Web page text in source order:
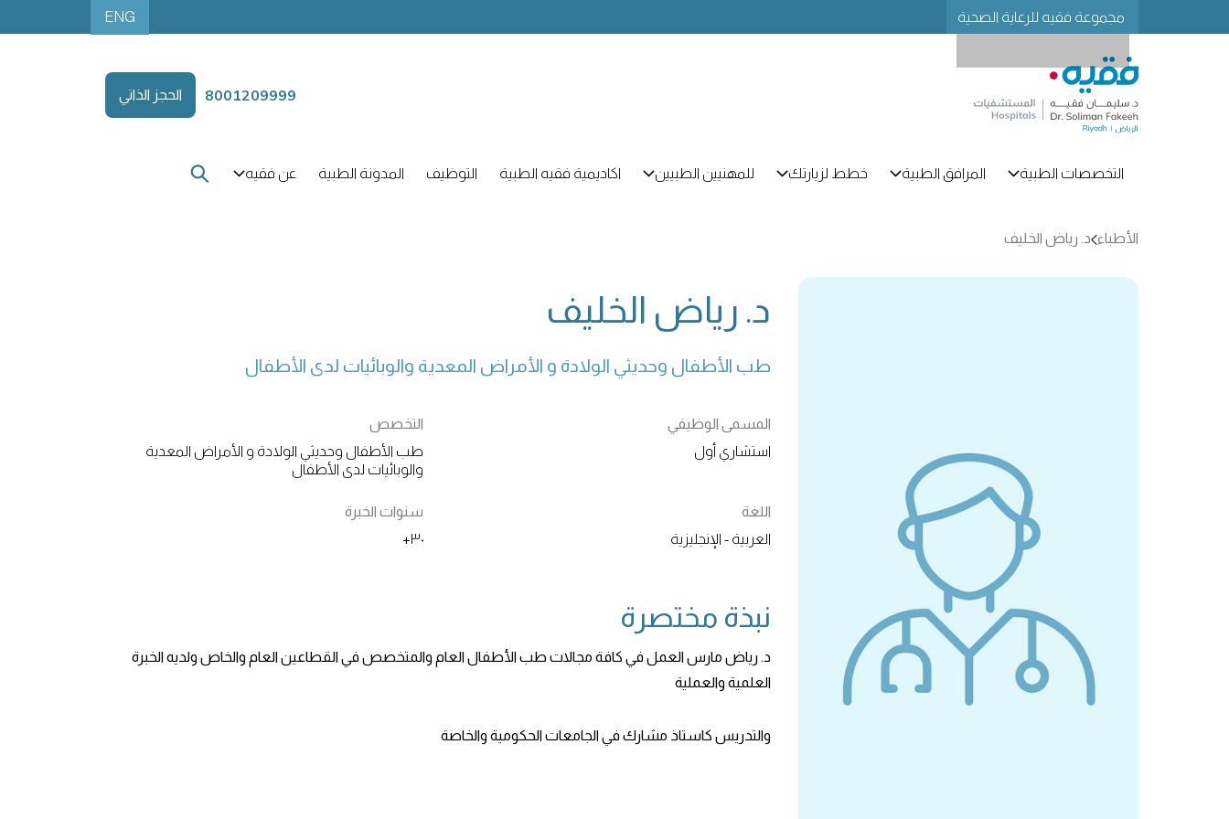
مجموعة فقيه للرعاية الصحية ENG
8001209999 الحجز الذاتي
التخصصات الطبية المرافق الطبية خطط لزيارتك للمهنيين الطبيين اكاديمية فقيه الطبية التوظيف المدونة الطبية عن فقيه
الأطباء د. رياض الخليف
د. رياض الخليف
طب الأطفال وحديثي الولادة و الأمراض المعدية والوبائيات لدى الأطفال
المسمى الوظيفي
استشاري أول
التخصص
طب الأطفال وحديثي الولادة و الأمراض المعدية
والوبائيات لدى الأطفال
اللغة
العربية - الإنجليزية
سنوات الخبرة
٣٠+
نبذة مختصرة
د. رياض مارس العمل في كافة مجالات طب الأطفال العام والمتخصص في القطاعين العام والخاص ولديه الخبرة
العلمية والعملية
والتدريس كاستاذ مشارك في الجامعات الحكومية والخاصة